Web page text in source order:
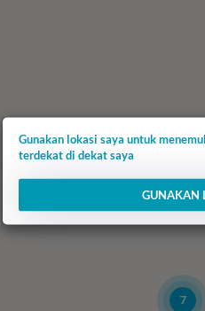
7
5
Gunakan lokasi saya untuk
terdekat di dekat saya
GUNAKAN